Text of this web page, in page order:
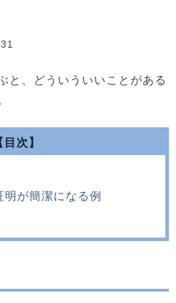
と、どういういいことがある
目次】
が簡潔になる例